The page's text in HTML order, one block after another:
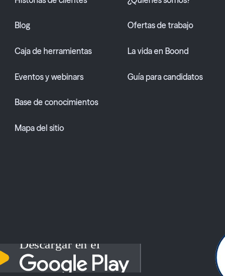
Blog
Caja de herramientas
Eventos y webinars
Base de conocimientos
Mapa del sitio
Ofertas de trabajo
La vida en Boond
Guía para candidatos